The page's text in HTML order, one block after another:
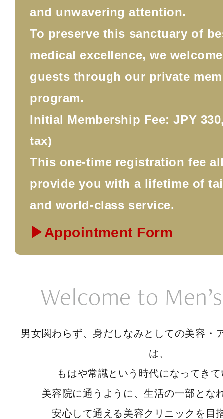
and unwavering attention.
To preserve this sanctuary of
medical excellence, we
guests through our private
program.
Initial Membership Fee: JPY
tax)
This one-time registration fee
provide you with a lifetime of
and world-class service.
▶Appointment Form
Welcome to
男女関わらず、身だしなみとしての美容・
は、
もはや常識という時代になってき
美容院に通うように、生活の一部とな
安心して通える美容クリニックを目